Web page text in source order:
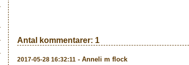
Antal kommentarer: 1
2017-05-28 16:32:11 - Anneli m flock